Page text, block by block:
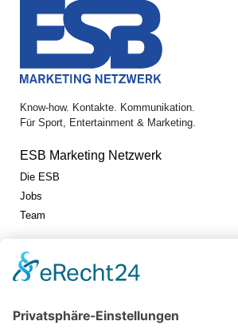
Know-how. Kontakte. Kommunikation.
Für Sport, Entertainment & Marketing.
ESB Marketing Netzwerk
Die ESB
Jobs
Team
Jetzt vernetzen!
Die ESB auf LinkedIn